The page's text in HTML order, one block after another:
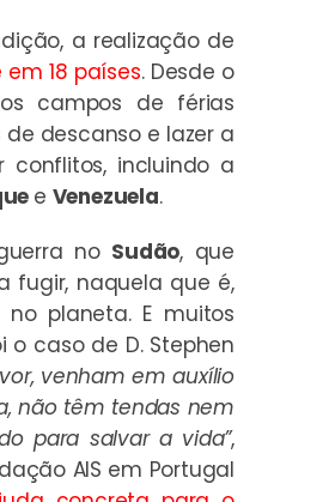
a realização de
18 países. Desde o
campos de férias
descanso e lazer a
incluindo a
e Venezuela.
no Sudão, que
fugir, naquela que é,
planeta. E muitos
o caso de D. Stephen
venham em auxílio
não têm tendas nem
para salvar a vida”,
AIS em Portugal